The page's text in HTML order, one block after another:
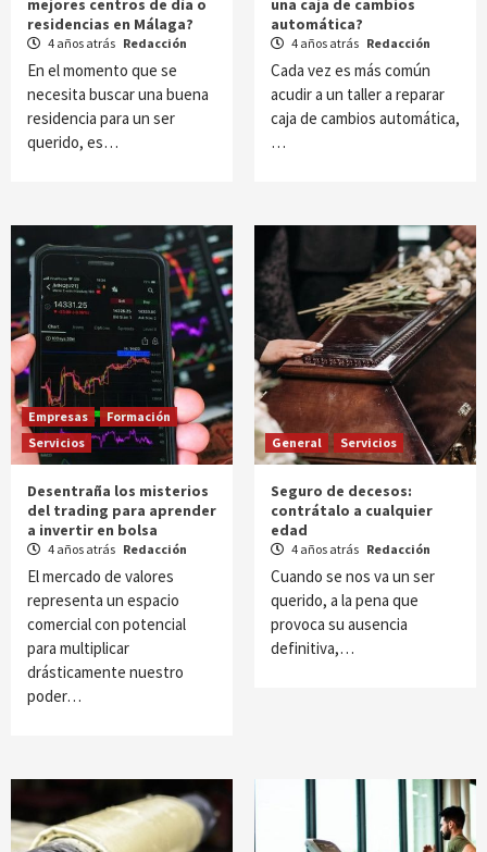
mejores centros de día o
residencias en Málaga?
4 años atrás Redacción
En el momento que se
necesita buscar una buena
residencia para un ser
querido, es…
una caja de cambios
automática?
4 años atrás Redacción
Cada vez es más común
acudir a un taller a reparar
caja de cambios automática,
…
Empresas
Formación
Servicios
Desentraña los misterios
del trading para aprender
a invertir en bolsa
4 años atrás Redacción
El mercado de valores
representa un espacio
comercial con potencial
para multiplicar
drásticamente nuestro
poder…
General Servicios
Seguro de decesos:
contrátalo a cualquier
edad
4 años atrás Redacción
Cuando se nos va un ser
querido, a la pena que
provoca su ausencia
definitiva,…